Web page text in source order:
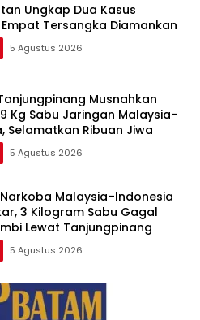
Ungkap Dua Kasus
Tersangka Diamankan
5 Agustus 2026
Musnahkan
Kg Sabu Jaringan Malaysia–
Selamatkan Ribuan Jiwa
5 Agustus 2026
Malaysia–Indonesia
3 Kilogram Sabu Gagal
Lewat Tanjungpinang
5 Agustus 2026